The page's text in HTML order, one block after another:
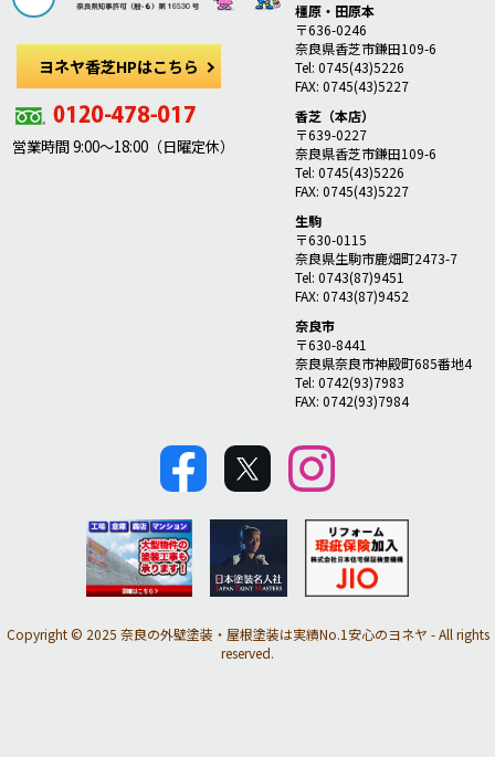
ヨネヤ香芝HPはこちら
営業時間 9:00～18:00（日曜定休）
橿原・田原本
〒636-0246
奈良県香芝市鎌田109-6
Tel: 0745(43)5226
FAX: 0745(43)5227
香芝（本店）
〒639-0227
奈良県香芝市鎌田109-6
Tel: 0745(43)5226
FAX: 0745(43)5227
生駒
〒630-0115
奈良県生駒市鹿畑町2473-7
Tel: 0743(87)9451
FAX: 0743(87)9452
奈良市
〒630-8441
奈良県奈良市神殿町685番地4
Tel: 0742(93)7983
FAX: 0742(93)7984
Copyright © 2025 奈良の外壁塗装・屋根塗装は実績No.1安心のヨネヤ - All rights
reserved.